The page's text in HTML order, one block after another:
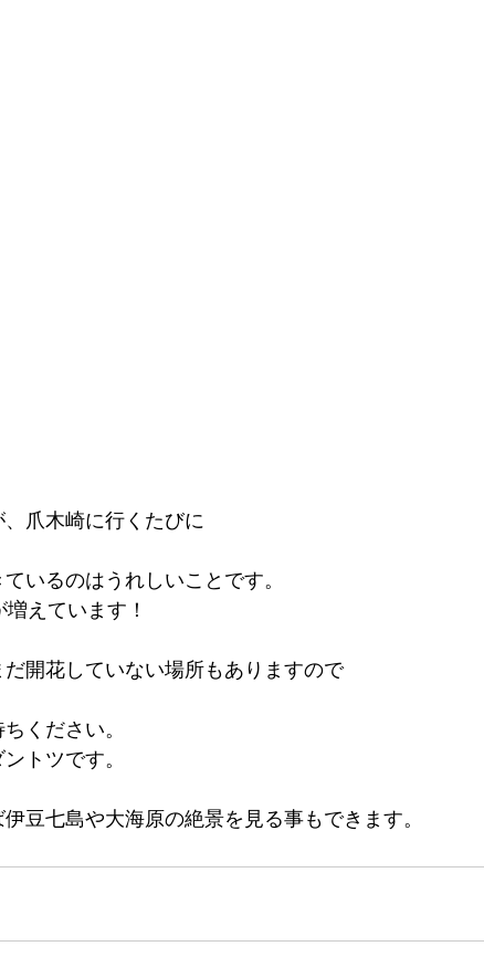
爪木崎に行くたびに
いるのはうれしいことです。
えています！
開花していない場所もありますので
ください。
トツです。
豆七島や大海原の絶景を見る事もできます。